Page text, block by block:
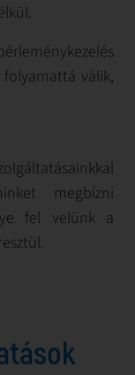
válik,
megbízni
fel velünk a